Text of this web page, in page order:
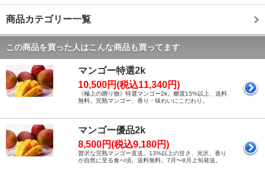
商品カテゴリー一覧
この商品を買った人はこんな商品も買ってます
マンゴー特選2k
10,500円(税込11,340円)
《極上の贈り物》特選マンゴー2k。糖度15%以上、送料
無料。完熟マンゴー、香り・味わいにこだわり。
マンゴー優品2k
8,500円(税込9,180円)
贅沢な完熟マンゴー直送。13%以上の甘さ、光沢、香り
が自然に至る食べ頃。送料無料。7月〜8月上旬発送。